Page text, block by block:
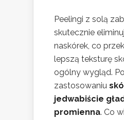
Peelingi z solą
skutecznie
naskórek, co
lepszą teksturę
ogólny wygląd.
zastosowaniu
jedwabiście
promienna. Co